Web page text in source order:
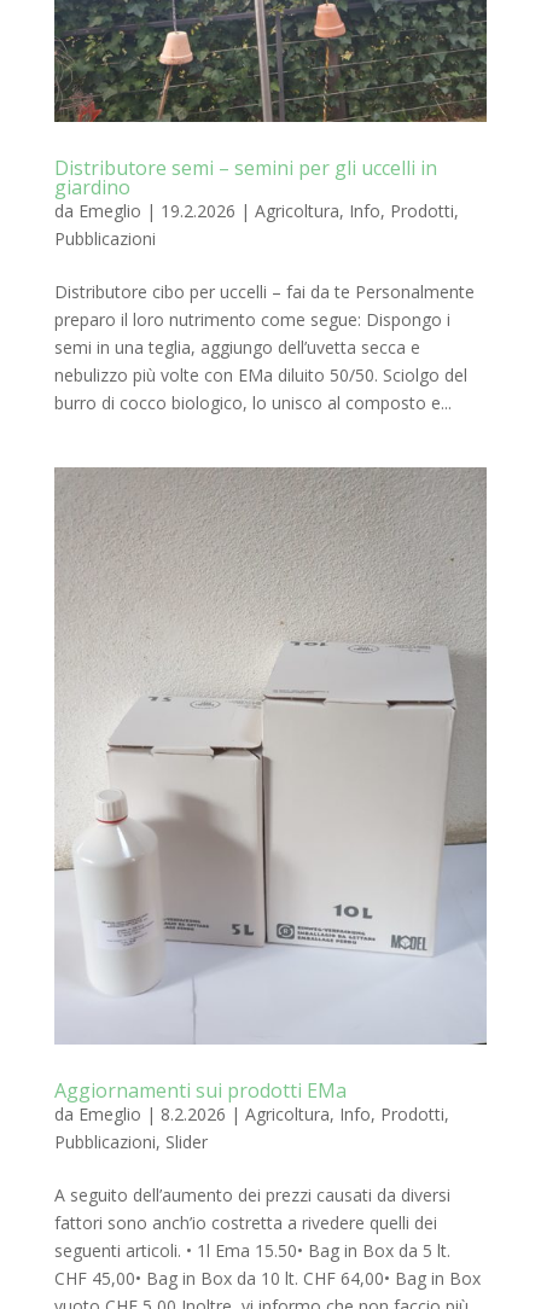
Distributore semi – semini per gli uccelli in
giardino
da Emeglio | 19.2.2026 | Agricoltura, Info, Prodotti,
Pubblicazioni
Distributore cibo per uccelli – fai da te Personalmente
preparo il loro nutrimento come segue: Dispongo i
semi in una teglia, aggiungo dell’uvetta secca e
nebulizzo più volte con EMa diluito 50/50. Sciolgo del
burro di cocco biologico, lo unisco al composto e...
Aggiornamenti sui prodotti EMa
da Emeglio | 8.2.2026 | Agricoltura, Info, Prodotti,
Pubblicazioni, Slider
A seguito dell’aumento dei prezzi causati da diversi
fattori sono anch’io costretta a rivedere quelli dei
seguenti articoli. • 1l Ema 15.50• Bag in Box da 5 lt.
CHF 45,00• Bag in Box da 10 lt. CHF 64,00• Bag in Box